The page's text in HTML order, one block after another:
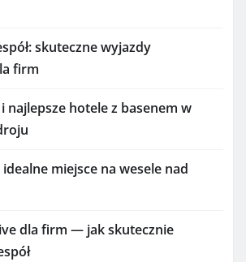
skuteczne wyjazdy
firm
najlepsze hotele z basenem w
idealne miejsce na wesele nad
dla firm — jak skutecznie